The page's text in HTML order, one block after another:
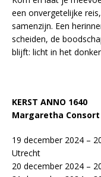
een onvergetelijke
samenzijn. Een
scheiden, de
blijft: licht in het
KERST ANNO 1640
Margaretha
19 december 2024 –
Utrecht
20 december 2024 –